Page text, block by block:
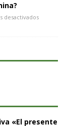
desactivados
«El presente